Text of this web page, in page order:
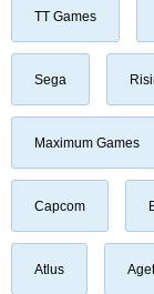
TT Games
Sega
Maximum Games
Capcom
Atlus